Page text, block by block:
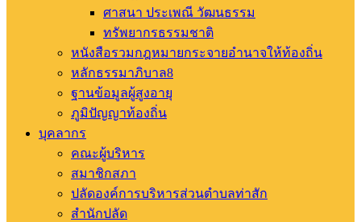
ศาสนา ประเพณี วัฒนธรรม
ทรัพยากรธรรมชาติ
หนังสือรวมกฎหมายกระจายอำนาจให้ท้องถิ่น
หลักธรรมาภิบาล8
ฐานข้อมูลผู้สูงอายุ
ภูมิปัญญาท้องถิ่น
บุคลากร
คณะผู้บริหาร
สมาชิกสภา
ปลัดองค์การบริหารส่วนตำบลท่าสัก
สำนักปลัด